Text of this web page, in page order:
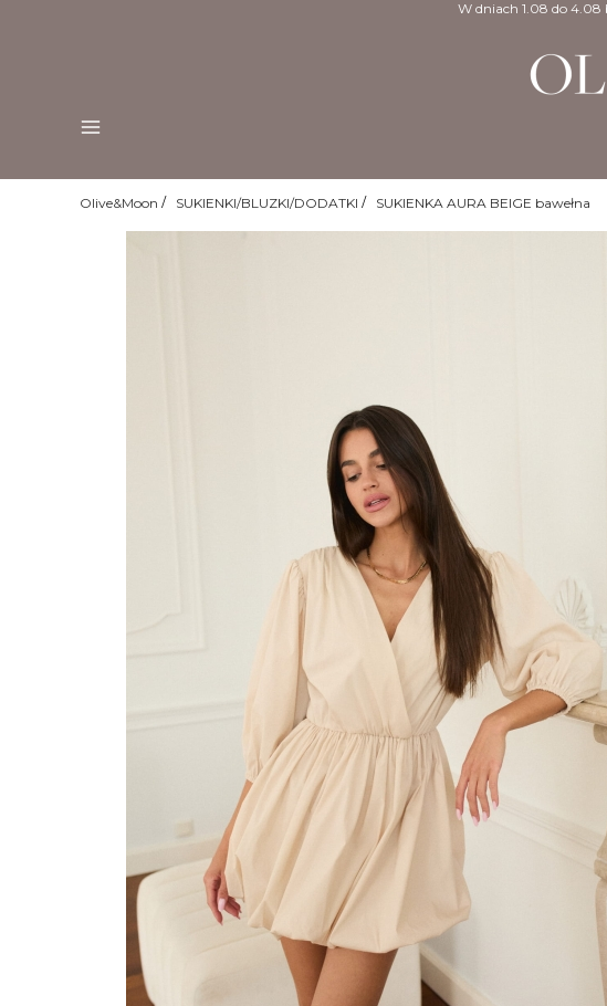
W dniach 1.08 do
Menu
Olive&Moon SUKIENKI/BLUZKI/DODATKI SUKIENKA AURA BEIGE bawełna